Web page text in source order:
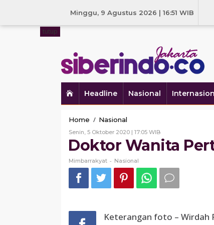
Minggu, 9 Agustus 2026 | 16:51 WIB
Headline Nasional
tutup
Home / Nasional
Wanita
Pertama
RI
Al
Azhar
Kairo.
Senin, 5 Oktober 2020 | 17:05 WIBOleh
Mimbarrakyat
Doktor Wanita
Mimbarrakyat - Nasional
Keterangan foto – Wirdah